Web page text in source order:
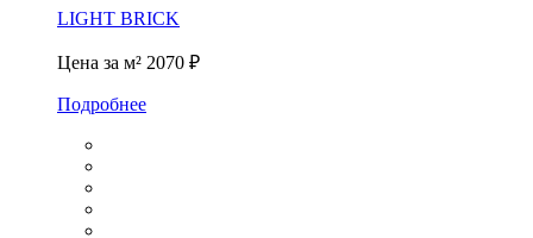
LIGHT BRICK
Цена за м² 2070 ₽
Подробнее